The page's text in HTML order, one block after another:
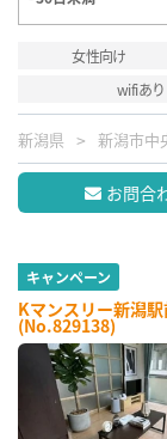
女性向け
wifiあり
新潟県 新潟市中
お問合
キャンペーン
Kマンスリー新潟
(No.829138)